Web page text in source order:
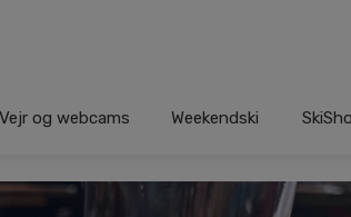
Vejr og webcams Weekendski